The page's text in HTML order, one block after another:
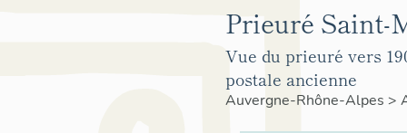
Prieuré Saint-
Vue du prieuré vers
postale ancienne
Auvergne-Rhône-Alpes >